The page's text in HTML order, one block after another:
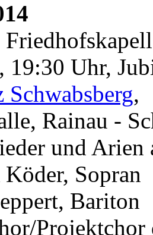
19:30 Uhr,
,
Rainau -
und Arien
Sopran
Bariton
Projektchor